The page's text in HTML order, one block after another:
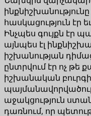
հասկացություն
Ինչպես գույքն էր
այնպես էլ
իշխանության
ընտրվում էր ոչ թե
իշխանական
աջակցություն
դառնում, որ